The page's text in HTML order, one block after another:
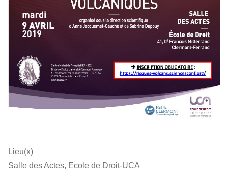
Lieu(x)
Salle des Actes, Ecole de Droit-UCA